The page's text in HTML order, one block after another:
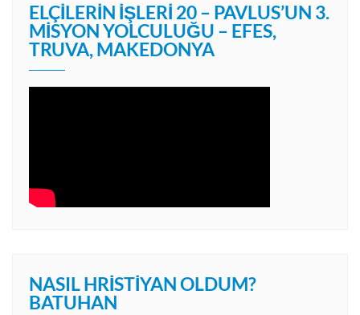
ELÇILERIN İŞLERI 20 – PAVLUS’UN 3.
MISYON YOLCULUĞU – EFES,
TRUVA, MAKEDONYA
NASIL HRISTIYAN OLDUM?
BATUHAN